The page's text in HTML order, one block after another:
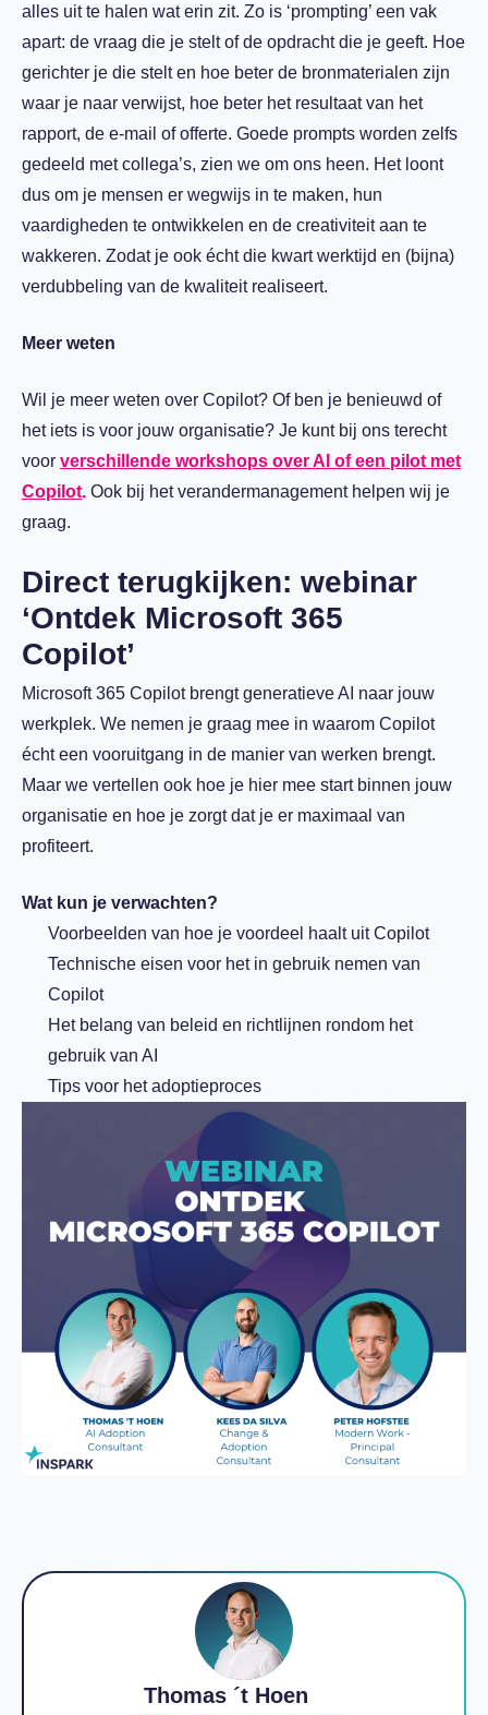
alles uit te halen wat erin zit. Zo is ‘prompting’ een vak
apart: de vraag die je stelt of de opdracht die je geeft. Hoe
gerichter je die stelt en hoe beter de bronmaterialen zijn
waar je naar verwijst, hoe beter het resultaat van het
rapport, de e-mail of offerte. Goede prompts worden zelfs
gedeeld met collega’s, zien we om ons heen. Het loont
dus om je mensen er wegwijs in te maken, hun
vaardigheden te ontwikkelen en de creativiteit aan te
wakkeren. Zodat je ook écht die kwart werktijd en (bijna)
verdubbeling van de kwaliteit realiseert.
Meer weten
Wil je meer weten over Copilot? Of ben je benieuwd of
het iets is voor jouw organisatie? Je kunt bij ons terecht
voor verschillende workshops over AI of een pilot met
Copilot. Ook bij het verandermanagement helpen wij je
graag.
Direct terugkijken: webinar
‘Ontdek Microsoft 365
Copilot’
Microsoft 365 Copilot brengt generatieve AI naar jouw
werkplek. We nemen je graag mee in waarom Copilot
écht een vooruitgang in de manier van werken brengt.
Maar we vertellen ook hoe je hier mee start binnen jouw
organisatie en hoe je zorgt dat je er maximaal van
profiteert.
Wat kun je verwachten?
Voorbeelden van hoe je voordeel haalt uit Copilot
Technische eisen voor het in gebruik nemen van
Copilot
Het belang van beleid en richtlijnen rondom het
gebruik van AI
Tips voor het adoptieproces
Thomas ´t Hoen